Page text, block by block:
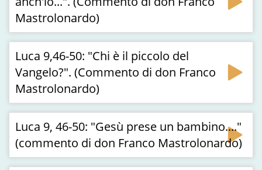
Mastrolonardo)
Luca 9,46-50: "Chi è il piccolo del
Vangelo?". (Commento di don Franco
Mastrolonardo)
Luca 9, 46-50: "Gesù prese un bambino...."
(commento di don Franco Mastrolonardo)